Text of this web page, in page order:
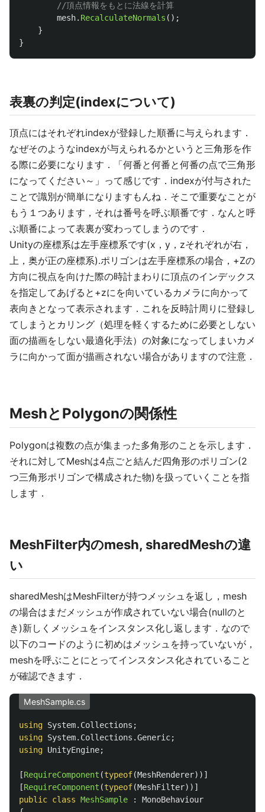
//頂点情報をもとに法線を計算
mesh. RecalculateNormals ();
}
}
表裏の判定(indexについて)
頂点にはそれぞれindexが登録した順番に与えられます．
なぜそのようなindexが与えられるかというと三角形を作
る際に必要になります．「何番と何番と何番の点で三角形
になってください～」って感じです．indexが付与された
ことで識別が簡単になりますもんね．そこで重要なことが
もう１つあります，それは番号を呼ぶ順番です．なんと呼
ぶ順番によって表裏が変わってしまうのです．
Unityの座標系は左手座標系です(x，y，zそれぞれが右，
上，奥が正の座標系).ポリゴンは左手座標系の場合，+Zの
方向に視点を向けた際の時計まわりに頂点のインデックス
を指定してあげると+zにを向いているカメラに向かって
表向きとなって表示されます．これを反時計周りに登録し
てしまうとカリング（処理を軽くするために必要としない
面の描画をしない最適化手法）の対象になってしまいカメ
ラに向かって面が描画されない場合がありますので注意．
MeshとPolygonの関係性
Polygonは複数の点が集まった多角形のことを示します．
それに対してMeshは4点ごと結んだ四角形のポリゴン(2
つ三角形ポリゴンで構成された物)を扱っていくことを指
します．
MeshFilter内のmesh, sharedMeshの違
い
sharedMeshはMeshFilterが持つメッシュを返し，mesh
の場合はまだメッシュが作成されていない場合(nullのと
き)新しくメッシュをインスタンス化し返します．なので
以下のコードのように初めはメッシュを持っていないが，
meshを呼ぶことにとってインスタンス化されていること
が確認できます．
MeshSample.cs
using System.Collections ;
using System.Collections.Generic;
using UnityEngine;
[RequireComponent (typeof(MeshRenderer))]
[RequireComponent (typeof(MeshFilter))]
public class MeshSample :
MonoBehaviour